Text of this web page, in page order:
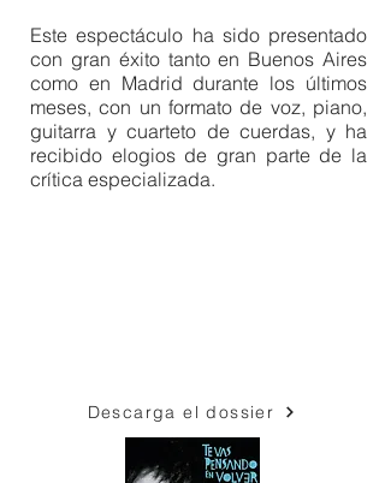
Este espectáculo ha sido presentado
con gran éxito tanto en Buenos Aires
como en Madrid durante los últimos
meses, con un formato de voz, piano,
guitarra y cuarteto de cuerdas, y ha
recibido elogios de gran parte de la
crítica especializada.
Descarga el dossier